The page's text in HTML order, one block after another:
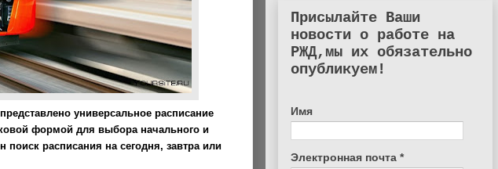
универсальное расписание
формой для выбора начального и
поиск расписания на сегодня, завтра или
Присылайте Ваши
новости о работе на
РЖД,мы их обязательно
опубликуем!
Имя
Электронная почта *